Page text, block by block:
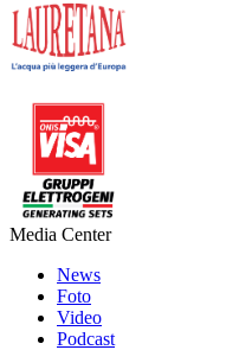
Media Center
News
Foto
Video
Podcast